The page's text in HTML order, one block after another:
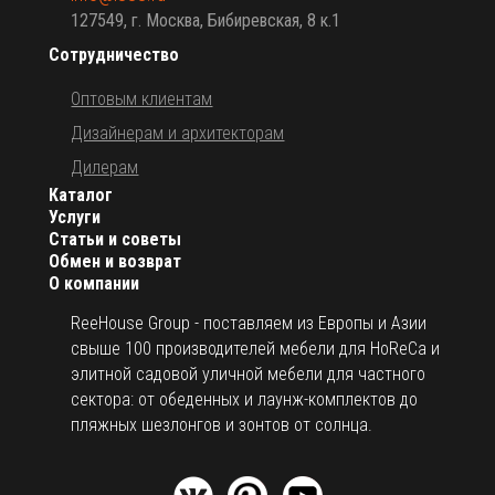
О компании
ReeHouse Group - поставляем из Европы и Азии
свыше 100 производителей мебели для HoReCa и
элитной садовой уличной мебели для частного
сектора: от обеденных и лаунж-комплектов до
пляжных шезлонгов и зонтов от солнца.
Каталог
Услуги
Статьи и советы
Обмен и возврат
Сотрудничество
Оптовым клиентам
Дизайнерам и архитекторам
Дилерам
127549, г. Москва, Бибиревская, 8 к.1